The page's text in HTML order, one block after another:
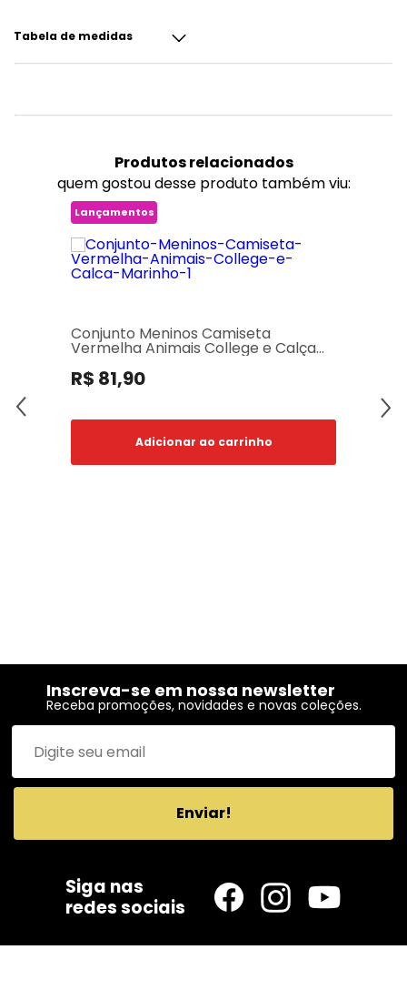
Tabela de medidas
Produtosrelacionados
quem gostou desse produto também viu:
Lançamentos
Conjunto Meninos Camiseta
Vermelha Animais College e Calça
R$ 81,90
Adicionar ao carrinho
Inscreva-se em nossa newsletter
Receba promoções, novidades e novas coleções.
Enviar!
Siga nas
redes sociais